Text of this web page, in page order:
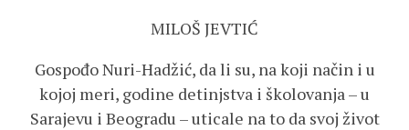
MILOŠ JEVTIĆ
Gospođo Nuri-Hadžić, da li su, na koji način i u
kojoj meri, godine detinjstva i školovanja – u
Sarajevu i Beogradu – uticale na to da svoj život